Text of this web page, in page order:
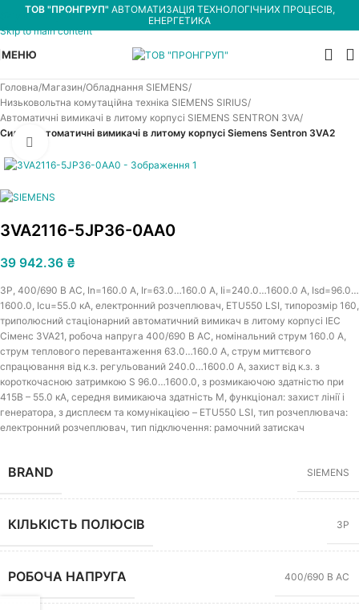
Skip to navigation
Skip to main content
ТОВ "ПРОНГРУП" АВТОМАТИЗАЦІЯ ТЕХНОЛОГІЧНИХ ПРОЦЕСІВ,
ЕНЕРГЕТИКА
МЕНЮ
Головна Магазин Обладнання SIEMENS
Низьковольтна комутаційна техніка SIEMENS SIRIUS
Автоматичні вимикачі в литому корпусі SIEMENS SENTRON 3VA
Силові автоматичні вимикачі в литому корпусі Siemens Sentron 3VA2
3VA2116-5JP36-0AA0
39 942.36 ₴
3P, 400/690 В АС, In=160.0 A, Ir=63.0…160.0 A, Iі=240.0…1600.0 A, Isd=96.0…
1600.0, Icu=55.0 кА, електронний розчеплювач, ETU550 LSI, типорозмір 160,
триполюсний стаціонарний автоматичний вимикач в литому корпусі IEC
Сіменс 3VA21, робоча напруга 400/690 В АС, номінальний струм 160.0 A,
струм теплового перевантаження 63.0…160.0 A, струм миттєвого
спрацювання від к.з. регульований 240.0…1600.0 A, захист від к.з. з
короткочасною затримкою S 96.0…1600.0, з розмикаючою здатністю при
415В – 55.0 кА, середня вимикаюча здатність M, функціонал: захист лінії і
генератора, з дисплеєм та комунікацією – ETU550 LSI, тип розчеплювача:
електронний розчеплювач, тип підключення: рамочний затискач
BRAND SIEMENS
КІЛЬКІСТЬ ПОЛЮСІВ 3P
РОБОЧА НАПРУГА 400/690 В AC